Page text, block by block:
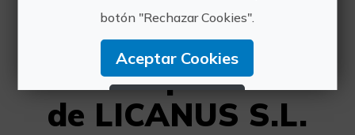
Otras experiencias
de LICANUS S.L.
botón "Rechazar Cookies".
Aceptar Cookies
Rechazar Cookies